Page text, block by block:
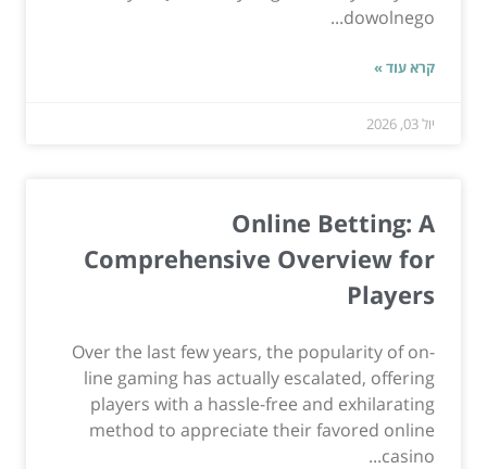
dowolnego...
קרא עוד »
יול 03, 2026
Online Betting: A
Comprehensive Overview for
Players
Over the last few years, the popularity of on-
line gaming has actually escalated, offering
players with a hassle-free and exhilarating
method to appreciate their favored online
casino...